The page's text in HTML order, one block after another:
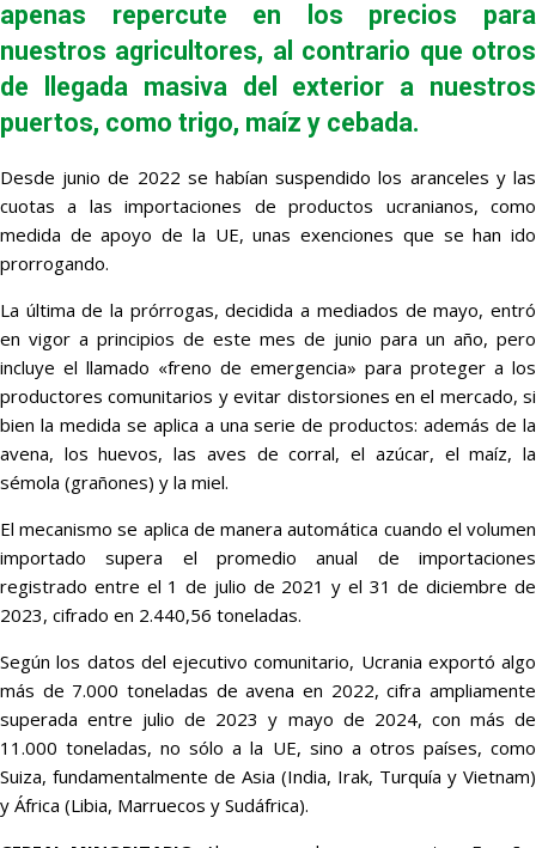
apenas repercute en los precios para
nuestros agricultores, al contrario que otros
de llegada masiva del exterior a nuestros
puertos, como trigo, maíz y cebada.
Desde junio de 2022 se habían suspendido los aranceles y las
cuotas a las importaciones de productos ucranianos, como
medida de apoyo de la UE, unas exenciones que se han ido
prorrogando.
La última de la prórrogas, decidida a mediados de mayo, entró
en vigor a principios de este mes de junio para un año, pero
incluye el llamado «freno de emergencia» para proteger a los
productores comunitarios y evitar distorsiones en el mercado, si
bien la medida se aplica a una serie de productos: además de la
avena, los huevos, las aves de corral, el azúcar, el maíz, la
sémola (grañones) y la miel.
El mecanismo se aplica de manera automática cuando el volumen
importado supera el promedio anual de importaciones
registrado entre el 1 de julio de 2021 y el 31 de diciembre de
2023, cifrado en 2.440,56 toneladas.
Según los datos del ejecutivo comunitario, Ucrania exportó algo
más de 7.000 toneladas de avena en 2022, cifra ampliamente
superada entre julio de 2023 y mayo de 2024, con más de
11.000 toneladas, no sólo a la UE, sino a otros países, como
Suiza, fundamentalmente de Asia (India, Irak, Turquía y Vietnam)
y África (Libia, Marruecos y Sudáfrica).